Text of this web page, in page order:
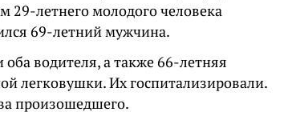
29-летнего молодого человека
69-летний мужчина.
водителя, а также 66-летняя
легковушки. Их госпитализировали.
произошедшего.